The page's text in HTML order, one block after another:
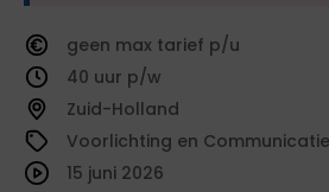
geen
tarief
40
Zuid-Holland
Voorlichting en Communicatie
15 juni 2026